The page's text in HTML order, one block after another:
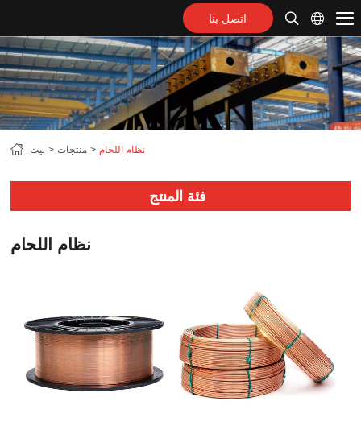
اتصل بنا
بيت منتجات نظام اللحام
فئة المنتج
نظام اللحام